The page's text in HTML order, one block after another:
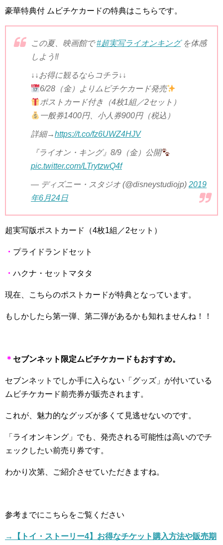
豪華特典付 ムビチケカードの特典はこちらです。
この夏、映画館で#超実写ライオンキングを体感
しよう‼
↓↓お得に観るならコチラ↓↓
6/28（金）よりムビチケカード発売
ポストカード付き（4枚1組／2セット）
一般券1400円、小人券900円（税込）
詳細→https://t.co/fz6UWZ4HJV
『ライオン・キング』8/9（金）公開
pic.twitter.com/LTrytzwQ4f
— ディズニー・スタジオ (@disneystudiojp) 2019
年6月24日
超実写版ポストカード（4枚1組／2セット）
・ プライドランドセット
・ ハクナ・セットマタタ
現在、こちらのポストカードが特典となっています。
もしかしたら第一弾、第二弾があるかも知れませんね！！
＊ セブンネット限定ムビチケカードもおすすめ。
セブンネットでしか手に入らない「グッズ」が付いている
ムビチケカード前売券が販売されます。
これが、魅力的なグッズが多くて見逃せないのです。
「ライオンキング」でも、発売される可能性は高いのでチ
ェックしたい前売り券です。
わかり次第、ご紹介させていただきますね。
参考までにこちらをご覧ください
→【トイ・ストーリー4】お得なチケット購入方法や販売期